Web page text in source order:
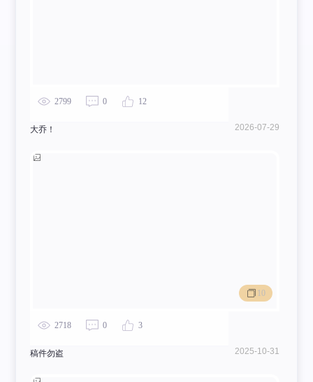
2799 0 12
大乔！ 2026-07-29
2718 0 3
稿件勿盗 2025-10-31
10